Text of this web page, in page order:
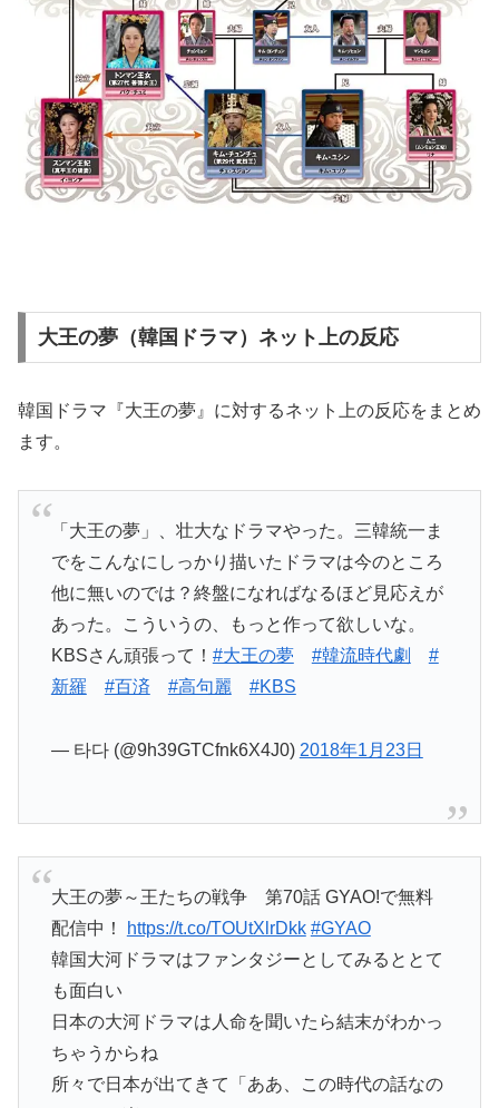
大王の夢（韓国ドラマ）ネット上の反応
韓国ドラマ『大王の夢』に対するネット上の反応をまとめ
ます。
「大王の夢」、壮大なドラマやった。三韓統一ま
でをこんなにしっかり描いたドラマは今のところ
他に無いのでは？終盤になればなるほど見応えが
あった。こういうの、もっと作って欲しいな。
KBSさん頑張って！ #大王の夢 #韓流時代劇
#
新羅
#百済 #高句麗 #KBS
— 타다 (@9h39GTCfnk6X4J0) 2018年1月23日
大王の夢～王たちの戦争 第70話 GYAO!で無料
配信中！
https://t.co/TOUtXlrDkk #GYAO
韓国大河ドラマはファンタジーとしてみるととて
も面白い
日本の大河ドラマは人命を聞いたら結末がわかっ
ちゃうからね
所々で日本が出てきて「ああ、この時代の話なの